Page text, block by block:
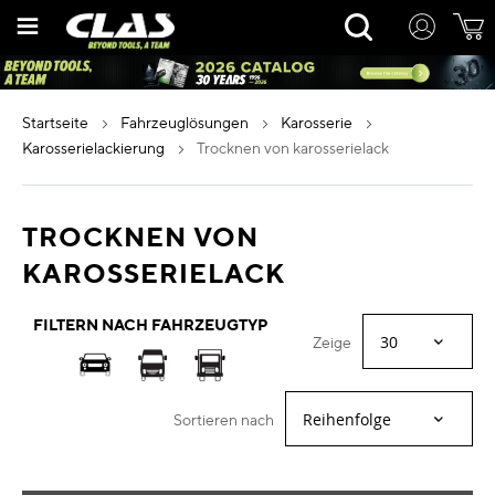
Inhalt
Rechercher
startseite fahrzeuglösungen
karosserie
karosserielackierung
trocknen von karosserielack
TROCKNEN VON
KAROSSERIELACK
FILTERN NACH FAHRZEUGTYP
Zeige
Sortieren nach